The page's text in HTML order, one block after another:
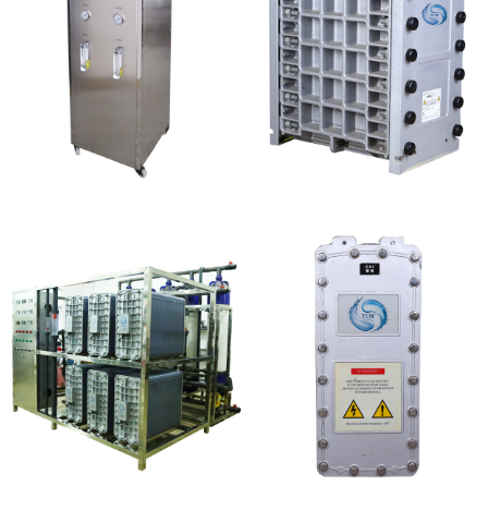
麦克尼斯EDI模块维修 MK-TC50 EDI模块
全封闭EDI超纯水处理设
备
GE EDI模块维修